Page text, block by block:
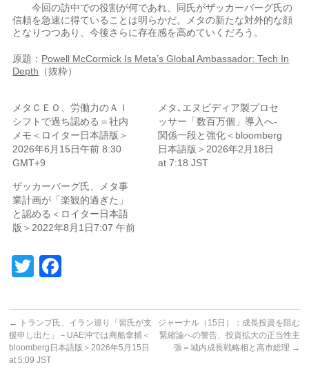
今回の訪中での役割が何であれ、同氏がザッカーバーグ氏の
信頼を急速に得ていることは明らかだ。メタの新たな対外的な顔
となりつつあり、今後さらに存在感を高めていくだろう。
原題： Powell McCormick Is Meta’s Global Ambassador: Tech In
Depth （抜粋）
メタＣＥＯ、労働力のＡＩ
シフトで過ち認める＝社内
メモ＜ロイター日本語版＞
2026年6月15日午前 8:30
GMT+9
メタ､エヌビディア製プロセ
ッサー「数百万個」導入へ-
関係一段と強化＜bloomberg
日本語版＞2026年2月18日
at 7:18 JST
ザッカーバーグ氏、メタ事
業計画が「楽観的過ぎた」
と認める＜ロイター日本語
版＞2022年8月1日7:07 午前
Twitter
←
トランプ氏、イラン巡り「習氏が支
援申し出た」－UAE沖では商船拿捕＜
bloomberg日本語版＞2026年5月15日
at 5:09 JST
ジャーナル（15日）：成長投資を阻む
緊縮論への警告、投資拡大の正当性主
張＝城内成長戦略相と高市総理 →